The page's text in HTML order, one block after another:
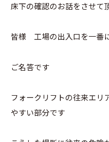
床下の確認のお話をさせて
皆様 工場の出入口を一番
ご名答です
フォークリフトの往来エリ
やすい部分です